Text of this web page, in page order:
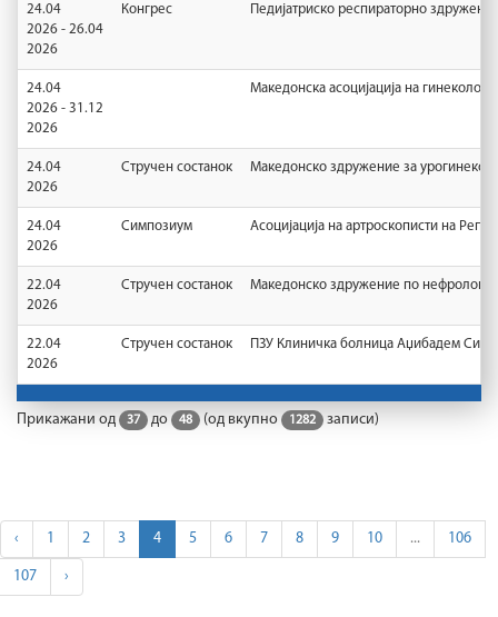
24.04
2026 - 26.04
2026
Конгрес Педијатриско респираторно
24.04
2026 - 31.12
2026
Македонска асоцијација на
24.04
2026
Стручен состанок Македонско здружение за
24.04
2026
Симпозиум Асоцијација на артроскописти на
22.04
2026
Стручен состанок Македонско здружение по
22.04
2026
Стручен состанок ПЗУ Клиничка болница Аџибадем
Прикажани од 37 до 48 (од вкупно 1282 записи)
‹ 1 2 3 4 5 6 7 8 9 10 ... 106
107 ›